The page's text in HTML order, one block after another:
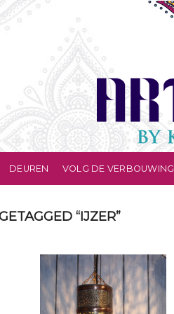
DEUREN VOLG DE VERBOUWING
“IJZER”